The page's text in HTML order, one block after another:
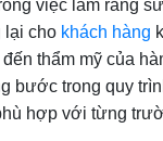
việc làm răng
lại cho khách hàng
thẩm mỹ của
bước trong quy
hợp với từng